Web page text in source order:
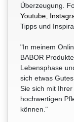
Überzeugung.
Youtube
Tipps und
"In meinem
BABOR
Lebensphase
sich etwas
Sie sich mit
hochwertigen
können."